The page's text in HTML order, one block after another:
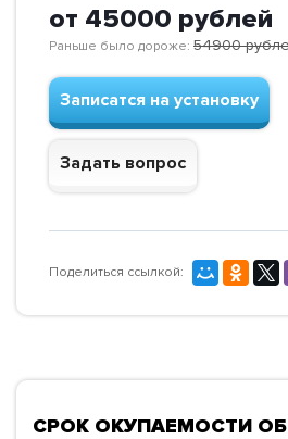
от 45000 рублей
Раньше было дороже: 54900
Записатся на установку
Задать вопрос
Поделиться ссылкой:
СРОК ОКУПАЕМОСТИ